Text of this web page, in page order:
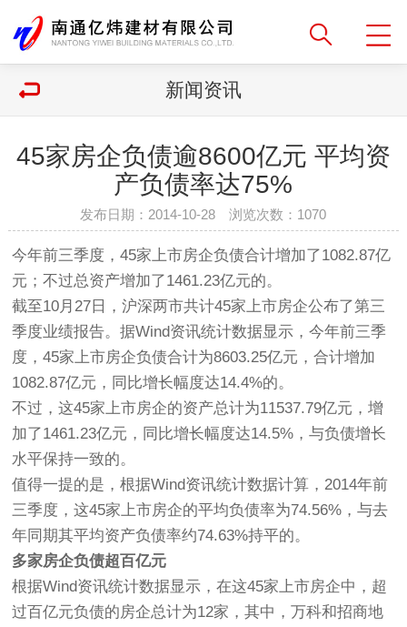
新闻资讯
45家房企负债逾8600亿元 平均资
产负债率达75%
发布日期：2014-10-28 浏览次数： 1070
今年前三季度，45家上市房企负债合计增加了1082.87亿
元；不过总资产增加了1461.23亿元的。
截至10月27日，沪深两市共计45家上市房企公布了第三
季度业绩报告。据Wind资讯统计数据显示，今年前三季
度，45家上市房企负债合计为8603.25亿元，合计增加
1082.87亿元，同比增长幅度达14.4%的。
不过，这45家上市房企的资产总计为11537.79亿元，增
加了1461.23亿元，同比增长幅度达14.5%，与负债增长
水平保持一致的。
值得一提的是，根据Wind资讯统计数据计算，2014年前
三季度，这45家上市房企的平均负债率为74.56%，与去
年同期其平均资产负债率约74.63%持平的。
多家房企负债超百亿元
根据Wind资讯统计数据显示，在这45家上市房企中，超
过百亿元负债的房企总计为12家，其中，万科和招商地